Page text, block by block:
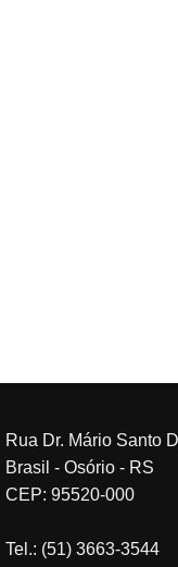
Rua Dr. Mário Santo
Brasil - Osório - RS
CEP: 95520-000
Tel.: (51) 3663-3544